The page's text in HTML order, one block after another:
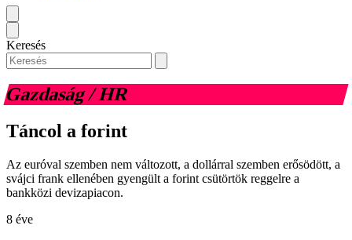
Keresés
Gazdaság / HR
Táncol a forint
Az euróval szemben nem változott, a dollárral szemben erősödött, a
svájci frank ellenében gyengült a forint csütörtök reggelre a
bankközi devizapiacon.
8 éve